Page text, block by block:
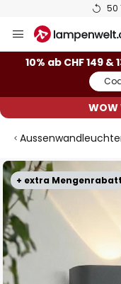
50
Inhalt
springen
10% ab CHF 149 &
+ extra Mengenrabatt
Zum
Ende
der
Bildgalerie
springen